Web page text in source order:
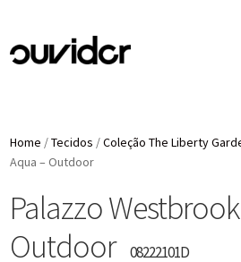
Home /Tecidos /Coleção The Liberty
Aqua – Outdoor
Palazzo
Outdoor
08222101D